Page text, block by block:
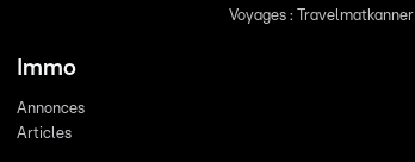
Voyages : Travelmatkanner
Immo
Annonces
Articles